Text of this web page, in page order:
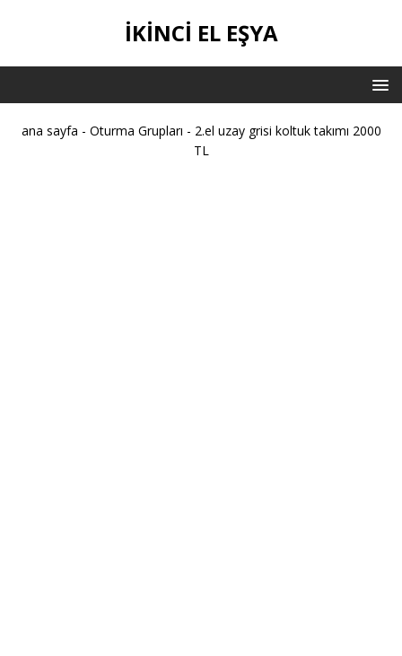
IKINCI EL EŞYA
ana sayfa - Oturma Grupları - 2.el uzay grisi koltuk takımı 2000
TL